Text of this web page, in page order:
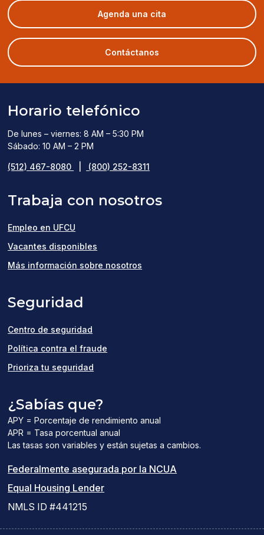
Agenda una cita
in
a
Contáctanos
Horario telefónico
De lunes – viernes: 8 AM – 5:30 PM
Sábado: 10 AM – 2 PM
(512) 467-8080 (800) 252-8311
Trabaja con nosotros
Empleo en UFCU
Vacantes disponibles
in
Más información sobre nosotros
Seguridad
Centro de seguridad
Política contra el fraude
Prioriza tu seguridad
¿Sabías que?
APY = Porcentaje de rendimiento anual
APR = Tasa porcentual anual
Las tasas son variables y están sujetas a cambios.
Federalmente asegurada por la NCUA
Equal Housing Lender(el
NMLS ID #441215